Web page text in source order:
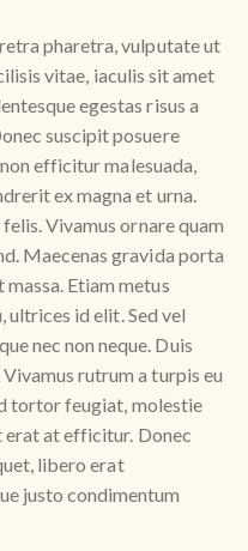
pharetra, vulputate ut
vitae, iaculis sit amet
egestas risus a
suscipit posuere
efficitur malesuada,
ex magna et urna.
Vivamus ornare quam
Maecenas gravida porta
Etiam metus
ultrices id elit. Sed vel
nec non neque. Duis
rutrum a turpis eu
tortor feugiat, molestie
at efficitur. Donec
libero erat
justo condimentum